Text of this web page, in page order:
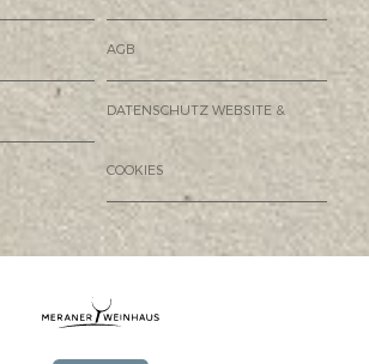
AGB
DATENSCHUTZ WEBSITE &
COOKIES